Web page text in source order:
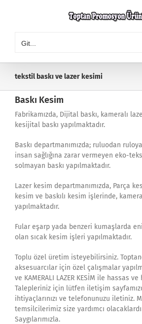
Git...
tekstil baskı ve lazer kesimi
Baskı Kesim
Fabrikamızda, Dijital baskı, kameralı
kesijital baskı yapılmaktadır.
Baskı departmanımızda; ruluodan
insan sağlığına zarar vermeyen eko-
solmayan baskı yapılmaktadır.
Lazer kesim departmanımızda, Parça
kesim ve baskılı kesim işlerinde,
yapılmaktadır.
Fular eşarp yada benzeri kumaşlarda
olan sıcak kesim işleri yapılmaktadır.
Toplu özel üretim isteyebilirsiniz.
aksesuarcılar için özel çalışmalar
ve KAMERALI LAZER KESİM ile hassas
Talepleriniz için lütfen iletişim
ihtiyaçlarınızı ve telefonunuzu iletiniz.
temsilcilerimiz size yardımcı
Saygılarımızla.